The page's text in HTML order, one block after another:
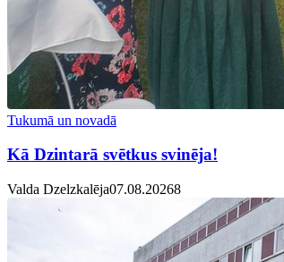
Tukumā un novadā
Kā Dzintarā svētkus svinēja!
Valda Dzelzkalēja07.08.20268